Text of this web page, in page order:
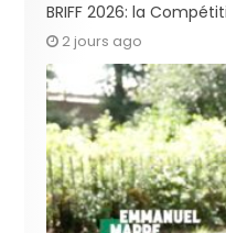
BRIFF 2026: la
2 jours ago